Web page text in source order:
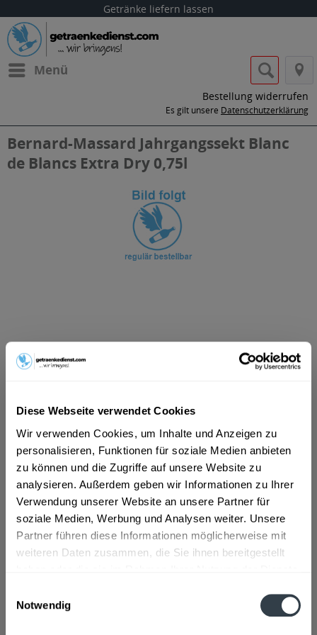
Diese Webseite verwendet Cookies
Wir verwenden Cookies, um Inhalte und Anzeigen zu
personalisieren, Funktionen für soziale Medien anbieten
zu können und die Zugriffe auf unsere Website zu
analysieren. Außerdem geben wir Informationen zu Ihrer
Verwendung unserer Website an unsere Partner für
soziale Medien, Werbung und Analysen weiter. Unsere
Partner führen diese Informationen möglicherweise mit
weiteren Daten zusammen, die Sie ihnen bereitgestellt
Notwendig
Getränke liefern lassen
Menü
Bestellung widerrufen
Es gilt unsere Datenschutzerklärung
Bernard-Massard Jahrgangssekt Blanc
de Blancs Extra Dry 0,75l
ab 5,89 € *
Inhalt:
0.75 Liter (7,85 € * / 1 Liter)
In denWarenkorb
Artikel-Nr.:
22940
Verfügbar in:
Beschreibung
mehr
Flaschengröße: